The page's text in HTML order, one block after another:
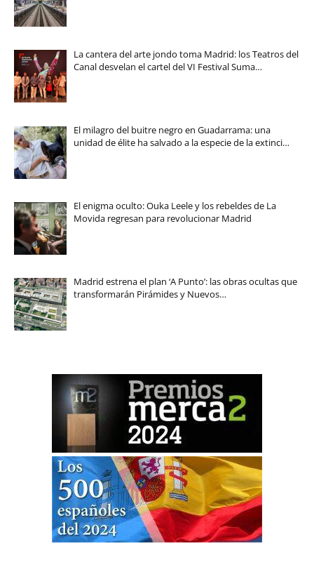
La cantera del arte jondo toma Madrid: los Teatros del
Canal desvelan el cartel del VI Festival Suma…
El milagro del buitre negro en Guadarrama: una
unidad de élite ha salvado a la especie de la extinci…
El enigma oculto: Ouka Leele y los rebeldes de La
Movida regresan para revolucionar Madrid
Madrid estrena el plan ‘A Punto’: las obras ocultas que
transformarán Pirámides y Nuevos…